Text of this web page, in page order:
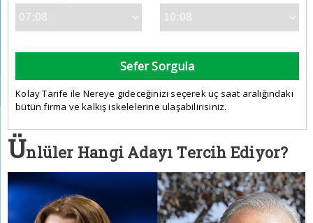
Sefer Sorgula
Kolay Tarife ile Nereye gideceğinizi seçerek üç saat aralığındaki
bütün firma ve kalkış iskelelerine ulaşabilirisiniz.
Ünlüler Hangi Adayı Tercih Ediyor?